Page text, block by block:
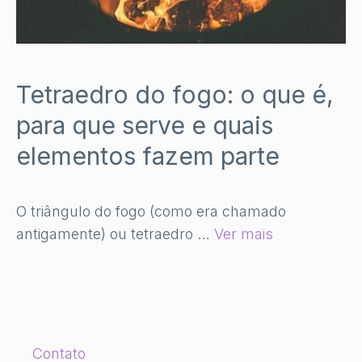
Tetraedro do fogo: o que é,
para que serve e quais
elementos fazem parte
O triângulo do fogo (como era chamado
antigamente) ou tetraedro … Ver mais
Contato